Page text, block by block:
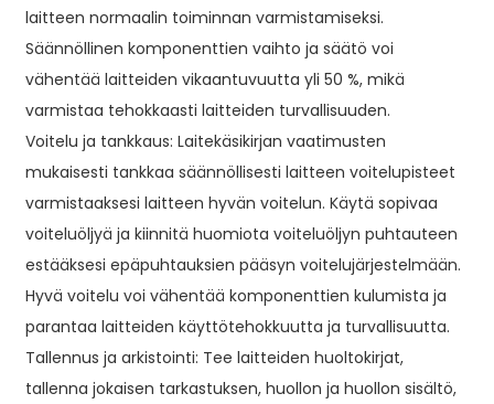
laitteen normaalin toiminnan varmistamiseksi.
Säännöllinen komponenttien vaihto ja säätö voi
vähentää laitteiden vikaantuvuutta yli 50 %, mikä
varmistaa tehokkaasti laitteiden turvallisuuden.
Voitelu ja tankkaus: Laitekäsikirjan vaatimusten
mukaisesti tankkaa säännöllisesti laitteen voitelupisteet
varmistaaksesi laitteen hyvän voitelun. Käytä sopivaa
voiteluöljyä ja kiinnitä huomiota voiteluöljyn puhtauteen
estääksesi epäpuhtauksien pääsyn voitelujärjestelmään.
Hyvä voitelu voi vähentää komponenttien kulumista ja
parantaa laitteiden käyttötehokkuutta ja turvallisuutta.
Tallennus ja arkistointi: Tee laitteiden huoltokirjat,
tallenna jokaisen tarkastuksen, huollon ja huollon sisältö,